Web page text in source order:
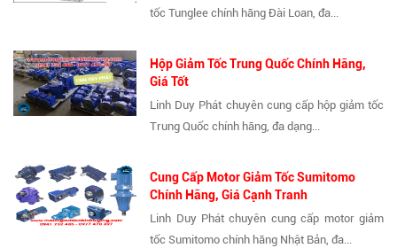
tốc Tunglee chính hãng Đài Loan, đa...
Hộp Giảm Tốc Trung Quốc Chính Hãng,
Giá Tốt
Linh Duy Phát chuyên cung cấp hộp giảm tốc
Trung Quốc chính hãng, đa dạng...
Cung Cấp Motor Giảm Tốc Sumitomo
Chính Hãng, Giá Cạnh Tranh
Linh Duy Phát chuyên cung cấp motor giảm
tốc Sumitomo chính hãng Nhật Bản, đa...